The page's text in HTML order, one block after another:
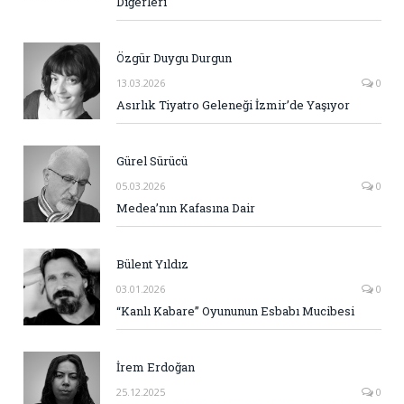
Özgür Duygu Durgun
13.03.2026 0
Asırlık Tiyatro Geleneği İzmir’de Yaşıyor
Gürel Sürücü
05.03.2026 0
Medea’nın Kafasına Dair
Bülent Yıldız
03.01.2026 0
“Kanlı Kabare” Oyununun Esbabı Mucibesi
İrem Erdoğan
25.12.2025 0